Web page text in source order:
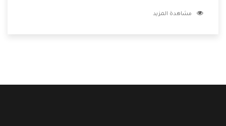
الشركة بها والتى تكون منها خدمة الصيانة التى تكون من أهم
مشاهدة المزيد